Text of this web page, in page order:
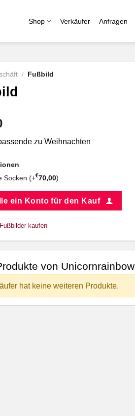
Shop Verkäufer Anfragen
/ Fußbild
zu Weihnachten
Socken (+€70,00)
ein Konto für den Kauf
Fußbilder kaufen
von Unicornrainbow
hat keine weiteren Produkte.